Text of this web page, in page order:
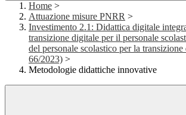
Home >
Attuazione misure PNRR >
Investimento 2.1: Didattica digitale
transizione digitale per il personale
del personale scolastico per la
66/2023) >
Metodologie didattiche innovative